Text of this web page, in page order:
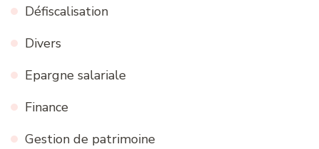
Défiscalisation
Divers
Epargne salariale
Finance
Gestion de patrimoine